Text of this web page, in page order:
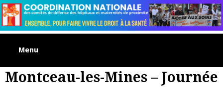
Skip
to
content
Menu
Montceau-les-Mines – Journée